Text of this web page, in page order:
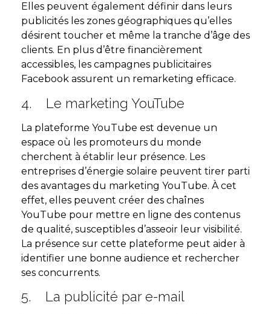
Elles peuvent également définir dans leurs
publicités les zones géographiques qu’elles
désirent toucher et même la tranche d’âge des
clients. En plus d’être financièrement
accessibles, les campagnes publicitaires
Facebook assurent un remarketing efficace.
4. Le marketing YouTube
La plateforme YouTube est devenue un
espace où les promoteurs du monde
cherchent à établir leur présence. Les
entreprises d’énergie solaire peuvent tirer parti
des avantages du marketing YouTube. À cet
effet, elles peuvent créer des chaînes
YouTube pour mettre en ligne des contenus
de qualité, susceptibles d’asseoir leur visibilité.
La présence sur cette plateforme peut aider à
identifier une bonne audience et rechercher
ses concurrents.
5. La publicité par e-mail